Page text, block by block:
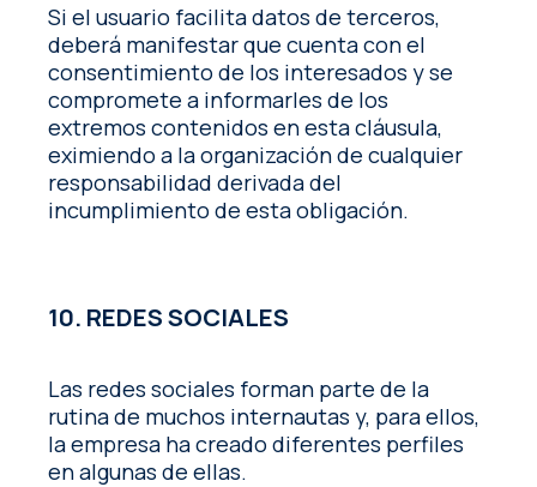
Si el usuario facilita datos de terceros,
deberá manifestar que cuenta con el
consentimiento de los interesados y se
compromete a informarles de los
extremos contenidos en esta cláusula,
eximiendo a la organización de cualquier
responsabilidad derivada del
incumplimiento de esta obligación.
10. REDES SOCIALES
Las redes sociales forman parte de la
rutina de muchos internautas y, para ellos,
la empresa ha creado diferentes perfiles
en algunas de ellas.